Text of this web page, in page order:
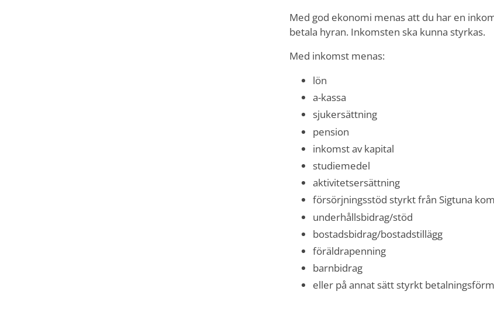
Med god ekonomi menas att du har en
betala hyran. Inkomsten ska kunna styrkas.
Med inkomst menas:
lön
a-kassa
sjukersättning
pension
inkomst av kapital
studiemedel
aktivitetsersättning
försörjningsstöd styrkt från Sigtuna
underhållsbidrag/stöd
bostadsbidrag/bostadstillägg
föräldrapenning
barnbidrag
eller på annat sätt styrkt